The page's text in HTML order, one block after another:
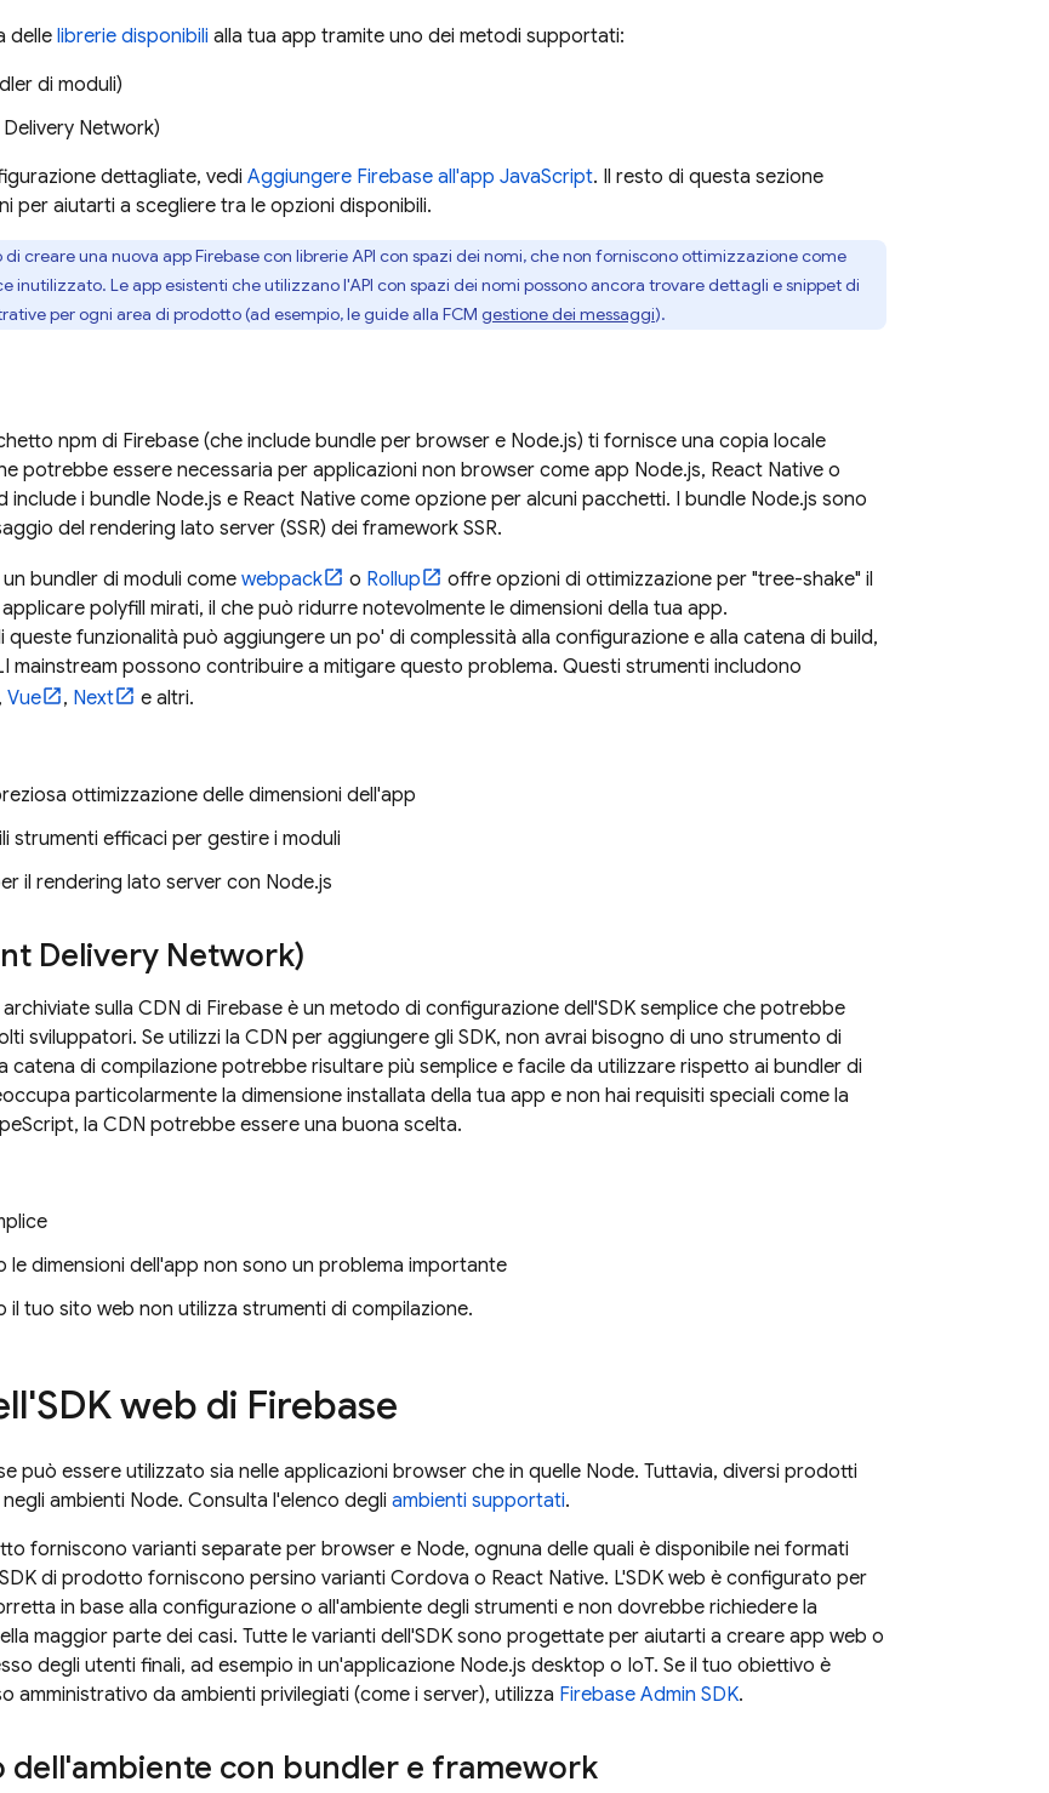
delle librerie disponibili alla tua app tramite uno dei metodi supportati:
di moduli)
Delivery Network)
dettagliate, vedi Aggiungere Firebase all'app JavaScript. Il resto di questa sezione
per aiutarti a scegliere tra le opzioni disponibili.
di creare una nuova app Firebase con librerie API con spazi dei nomi, che non forniscono ottimizzazione come
inutilizzato. Le app esistenti che utilizzano l'API con spazi dei nomi possono ancora trovare dettagli e snippet di
per ogni area di prodotto (ad esempio, le guide alla FCM gestione dei messaggi).
npm di Firebase (che include bundle per browser e Node.js) ti fornisce una copia locale
potrebbe essere necessaria per applicazioni non browser come app Node.js, React Native o
include i bundle Node.js e React Native come opzione per alcuni pacchetti. I bundle Node.js sono
del rendering lato server (SSR) dei framework SSR.
un bundler di moduli come webpack o Rollup
offre opzioni di ottimizzazione per "tree-shake" il
applicare polyfill mirati, il che può ridurre notevolmente le dimensioni della tua app.
queste funzionalità può aggiungere un po' di complessità alla configurazione e alla catena di build,
mainstream possono contribuire a mitigare questo problema. Questi strumenti includono
, Vue , Next
e altri.
ottimizzazione delle dimensioni dell'app
strumenti efficaci per gestire i moduli
il rendering lato server con Node.js
Delivery Network)
archiviate sulla CDN di Firebase è un metodo di configurazione dell'SDK semplice che potrebbe
sviluppatori. Se utilizzi la CDN per aggiungere gli SDK, non avrai bisogno di uno strumento di
catena di compilazione potrebbe risultare più semplice e facile da utilizzare rispetto ai bundler di
particolarmente la dimensione installata della tua app e non hai requisiti speciali come la
la CDN potrebbe essere una buona scelta.
le dimensioni dell'app non sono un problema importante
il tuo sito web non utilizza strumenti di compilazione.
web di Firebase
può essere utilizzato sia nelle applicazioni browser che in quelle Node. Tuttavia, diversi prodotti
negli ambienti Node. Consulta l'elenco degli ambienti supportati.
forniscono varianti separate per browser e Node, ognuna delle quali è disponibile nei formati
SDK di prodotto forniscono persino varianti Cordova o React Native. L'SDK web è configurato per
in base alla configurazione o all'ambiente degli strumenti e non dovrebbe richiedere la
maggior parte dei casi. Tutte le varianti dell'SDK sono progettate per aiutarti a creare app web o
degli utenti finali, ad esempio in un'applicazione Node.js desktop o IoT. Se il tuo obiettivo è
amministrativo da ambienti privilegiati (come i server), utilizza Firebase Admin SDK.
dell'ambiente con bundler e framework